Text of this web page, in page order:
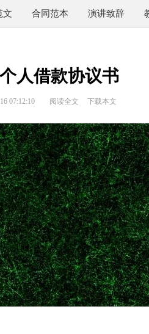
文 合同范本 演讲致辞
人借款协议书
07:12:10 阅读全文 下载本文